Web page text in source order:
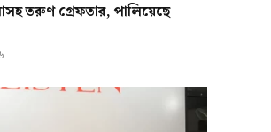
তরুণ গ্রেফতার, পালিয়েছে